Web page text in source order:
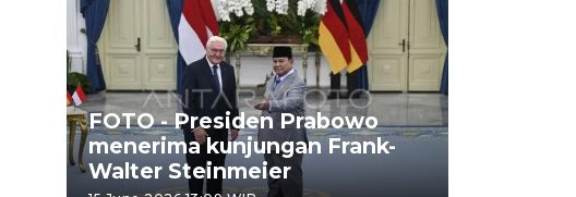
FOTO - Presiden Prabowo
menerima kunjungan Frank-
Walter Steinmeier